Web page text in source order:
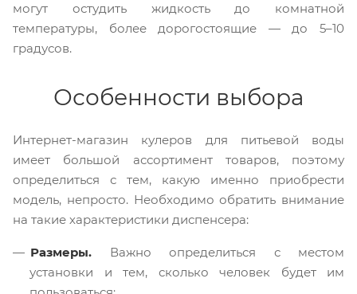
могут остудить жидкость до комнатной
температуры, более дорогостоящие — до 5–10
градусов.
Особенности выбора
Интернет-магазин кулеров для питьевой воды
имеет большой ассортимент товаров, поэтому
определиться с тем, какую именно приобрести
модель, непросто. Необходимо обратить внимание
на такие характеристики диспенсера:
Размеры. Важно определиться с местом
установки и тем, сколько человек будет им